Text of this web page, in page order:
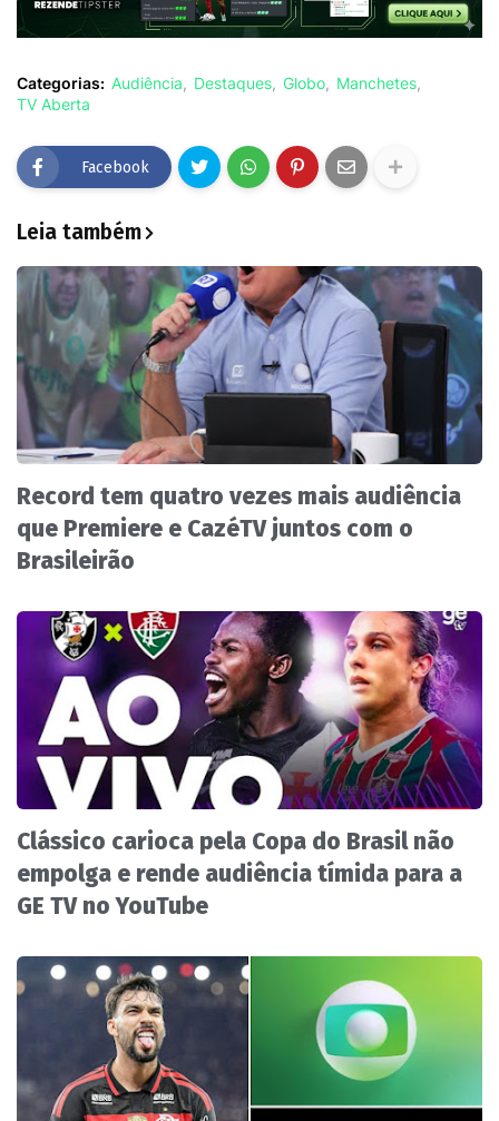
Categorias: Audiência Destaques Globo
Manchetes
TV Aberta
Facebook
Leia também
Record tem quatro vezes mais audiência
que Premiere e CazéTV juntos com o
Brasileirão
Clássico carioca pela Copa do Brasil não
empolga e rende audiência tímida para a
GE TV no YouTube